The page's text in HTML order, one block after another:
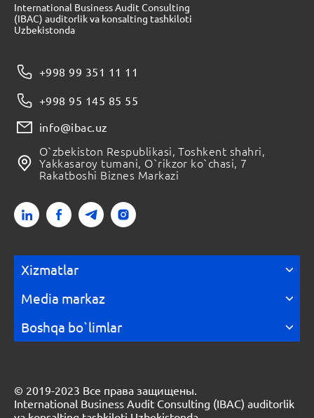
International Business Audit Consulting
(IBAC) auditorlik va konsalting tashkiloti
Uzbekistonda
+998 99 351 11 11
+998 95 145 85 55
info@ibac.uz
O`zbekiston Respublikasi, Toshkent shahri,
Yakkasaroy tumani, O`rikzor ko`chasi, 7
Rakatboshi Biznes Markazi
Xizmatlar
Media markaz
Boshqa bo`limlar
© 2019-2023 Все права защищены.
International Business Audit Consulting (IBAC) auditorlik